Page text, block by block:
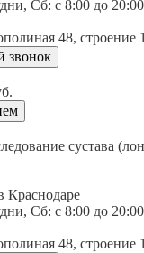
Сб: c 8:00 до
48, строение 1
звонок
сустава
Сб: c 8:00 до
48, строение 1